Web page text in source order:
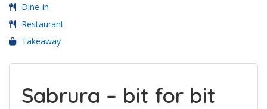
Dine-in
Restaurant
Takeaway
Sabrura – bit for bit